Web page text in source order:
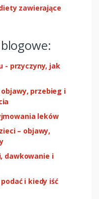
zawierające
- przyczyny, jak
przebieg i
leków
– objawy,
dawkowanie i
i kiedy iść